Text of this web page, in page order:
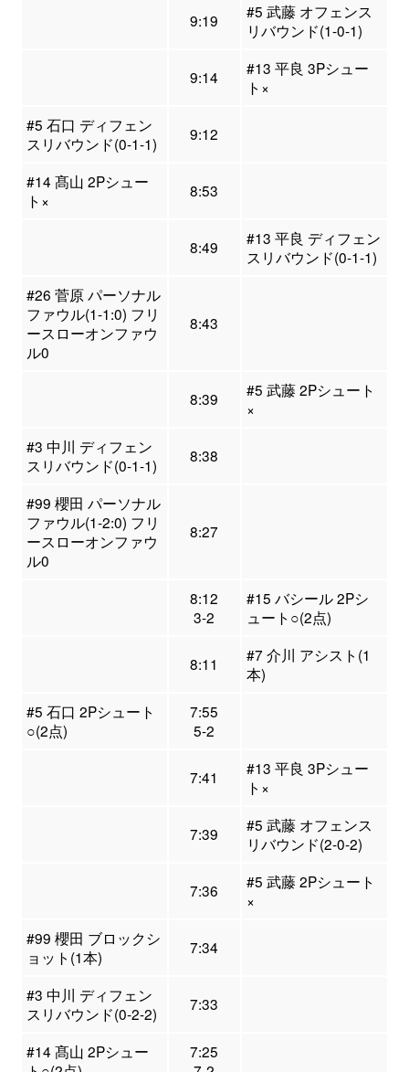
9:19
#5 武藤 オフェンス
リバウンド(1-0-1)
9:14
#13 平良 3Pシュー
ト×
#5 石口 ディフェン
スリバウンド(0-1-1)
9:12
#14 髙山 2Pシュー
ト×
8:53
8:49
#13 平良 ディフェン
スリバウンド(0-1-1)
#26 菅原 パーソナル
ファウル(1-1:0) フリ
ースローオンファウ
ル0
8:43
8:39
#5 武藤 2Pシュート
×
#3 中川 ディフェン
スリバウンド(0-1-1)
8:38
#99 櫻田 パーソナル
ファウル(1-2:0) フリ
ースローオンファウ
ル0
8:27
8:12
3-2
#15 バシール 2Pシ
ュート○(2点)
8:11
#7 介川 アシスト(1
本)
#5 石口 2Pシュート
○(2点)
7:55
5-2
7:41
#13 平良 3Pシュー
ト×
7:39
#5 武藤 オフェンス
リバウンド(2-0-2)
7:36
#5 武藤 2Pシュート
×
#99 櫻田 ブロックシ
ョット(1本)
7:34
#3 中川 ディフェン
スリバウンド(0-2-2)
7:33
#14 髙山 2Pシュー
7:25